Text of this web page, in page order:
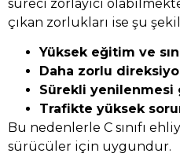
süreci zorlayıcı
çıkan zorlukları ise şu
Yüksek eğitim ve
Daha zorlu
Sürekli yenilenmesi
Trafikte yüksek
Bu nedenlerle C sınıfı
sürücüler için uygundur.